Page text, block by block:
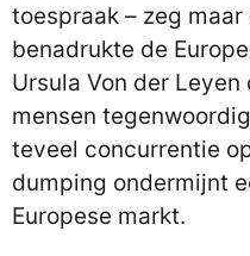
toespraak – zeg
benadrukte de
Ursula Von der
mensen
teveel concurrentie
dumping ondermijnt
Europese markt.